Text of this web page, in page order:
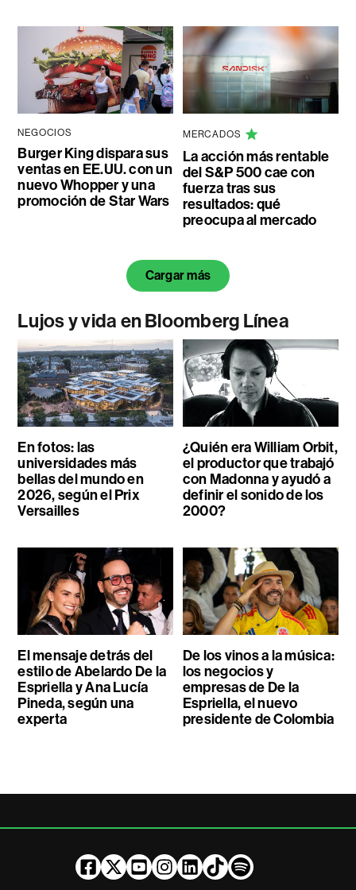
NEGOCIOS
Burger King dispara sus
ventas en EE.UU. con un
nuevo Whopper y una
promoción de Star Wars
MERCADOS
La acción más rentable
del S&P 500 cae con
fuerza tras sus
resultados: qué
preocupa al mercado
Cargar más
Lujos y vida en Bloomberg Línea
En fotos: las
universidades más
bellas del mundo en
2026, según el Prix
Versailles
¿Quién era William Orbit,
el productor que trabajó
con Madonna y ayudó a
definir el sonido de los
2000?
El mensaje detrás del
estilo de Abelardo De la
Espriella y Ana Lucía
Pineda, según una
experta
De los vinos a la música:
los negocios y
empresas de De la
Espriella, el nuevo
presidente de Colombia